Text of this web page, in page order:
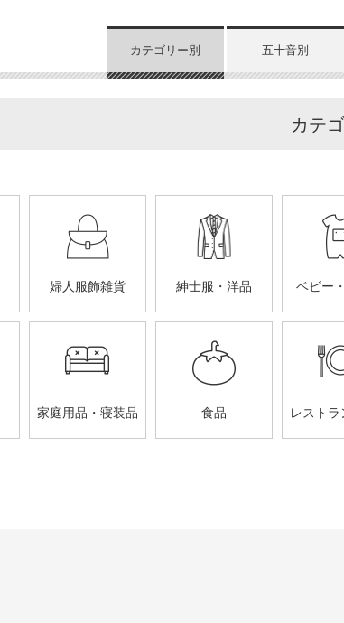
カテゴリー別 五十音別
カテ
婦人服飾雑貨 紳士服・洋品 ベビー
家庭用品・寝装品 食品 レスト